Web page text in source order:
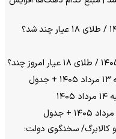
و کالابرگ/ سخنگوی دولت: